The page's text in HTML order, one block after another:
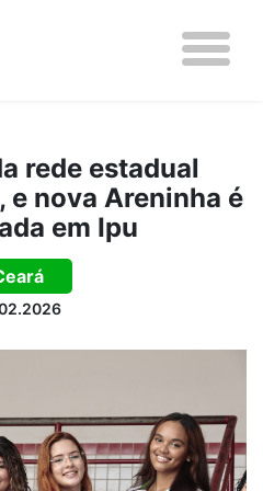
rede estadual
e nova Areninha é
em Ipu